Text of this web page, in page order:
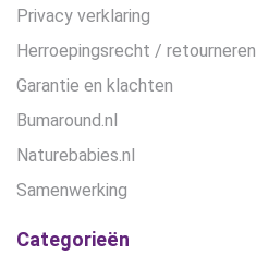
Privacy verklaring
Herroepingsrecht / retourneren
Garantie en klachten
Bumaround.nl
Naturebabies.nl
Samenwerking
Categorieën